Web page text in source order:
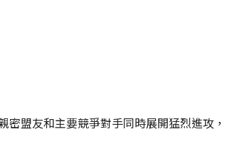
盟友和主要競爭對手同時展開猛烈進攻，